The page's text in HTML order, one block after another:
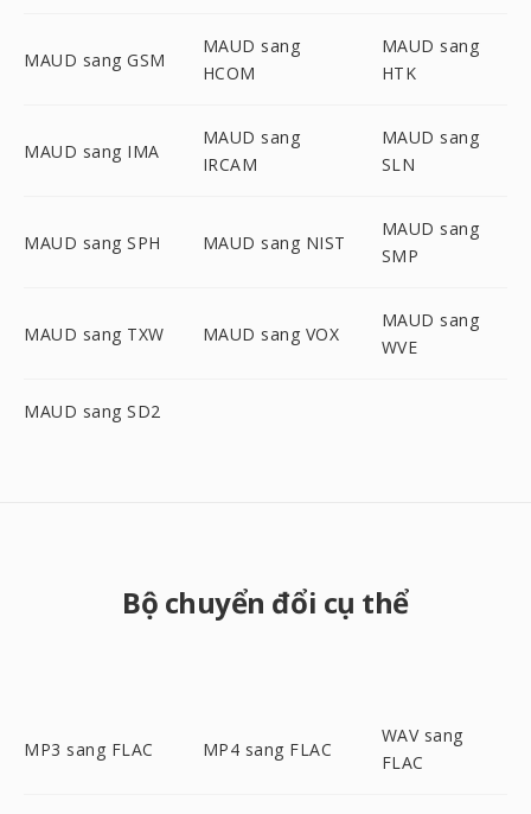
MAUD sang GSM
MAUD sang
HCOM
MAUD sang
HTK
MAUD sang IMA
MAUD sang
IRCAM
MAUD sang
SLN
MAUD sang SPH MAUD sang NIST
MAUD sang
SMP
MAUD sang TXW MAUD sang VOX
MAUD sang
WVE
MAUD sang SD2
Bộ chuyển đổi cụ thể
MP3 sang FLAC MP4 sang FLAC
WAV sang
FLAC